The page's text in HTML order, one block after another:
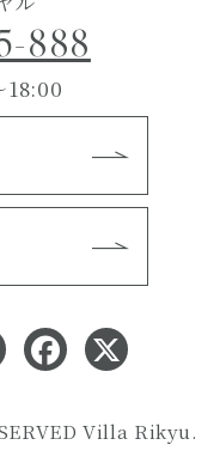
888
18:00
Villa Rikyu.